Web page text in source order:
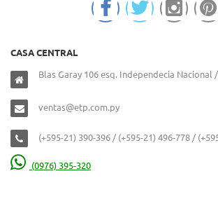
CASA CENTRAL
Blas Garay 106 esq. Independecia Nacional
ventas@etp.com.py
(+595-21) 390-396 / (+595-21) 496-778 /
(0976) 395-320